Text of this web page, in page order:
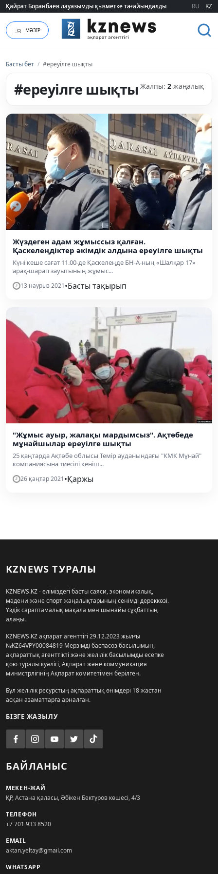
Қайрат Боранбаев лауазымды қызметке тағайындалды
Қайрат Боранбаев лауазымды қызметке тағайындалды RU KZ
МӘЗІР
Басты бет / #ереуілге шықты
#ереуілге шықты Жалпы: 2 жаңалық
Жүздеген адам жұмыссыз қалған.
Қаскелеңдіктер әкімдік алдына ереуілге шықты
Күні кеше сағат 11.00-де Қаскелеңде БН-А-ның «Шалқар 17»
арақ-шарап зауытының жұмыс...
13 наурыз 2021•Басты тақырып
"Жұмыс ауыр, жалақы мардымсыз". Ақтөбеде
мұнайшылар ереуілге шықты
25 қаңтарда Ақтөбе облысы Темір ауданындағы "КМК Мұнай"
компаниясына тиесілі кеніш...
26 қаңтар 2021•Қаржы
KZNEWS ТУРАЛЫ
KZNEWS.KZ - еліміздегі басты саяси, экономикалық,
мәдени және спорт жаңалықтарының сенімді дереккөзі.
Үздік сараптамалық мақала мен шынайы сұқбаттың
алаңы.
KZNEWS.KZ ақпарат агенттігі 29.12.2023 жылғы
№KZ64VPY00084819 Мерзімді баспасөз басылымын,
ақпараттық агенттікті және желілік басылымды есепке
қою туралы куәлігі, Ақпарат және коммуникация
министрлігінің Ақпарат комитетімен берілген.
Бұл желілік ресурстың ақпараттық өнімдері 18 жастан
асқан азаматтарға арналған.
БІЗГЕ ЖАЗЫЛУ
БАЙЛАНЫС
МЕКЕН-ЖАЙ
ҚР, Астана қаласы, Әбікен Бектұров көшесі, 4/3
ТЕЛЕФОН
+7 701 933 8520
EMAIL
aktan.yeltay@gmail.com
WHATSAPP